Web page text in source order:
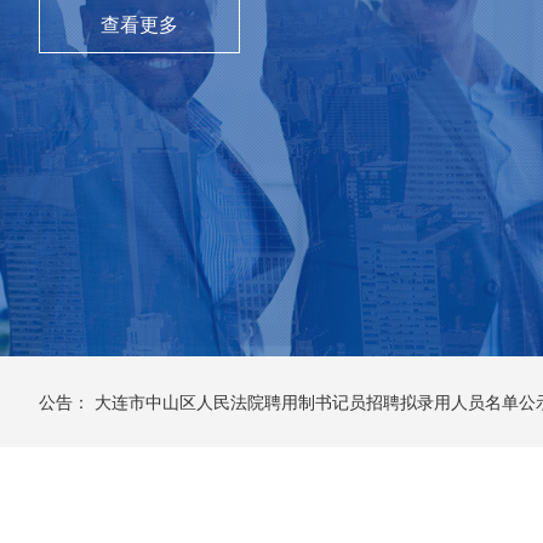
公告： 大连市中山区人民法院聘用制书记员招聘拟录用人员名单公